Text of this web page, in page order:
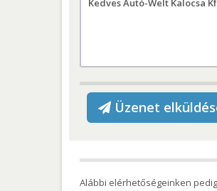
Üzenet
Alábbi elérhetőségeinken